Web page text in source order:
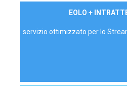
EOLO +
servizio ottimizzato per lo